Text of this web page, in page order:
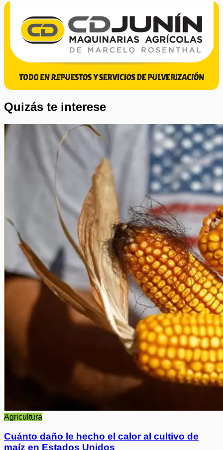
Quizás te interese
Agricultura
Cuánto daño le hecho el calor al cultivo de
maíz en Estados Unidos